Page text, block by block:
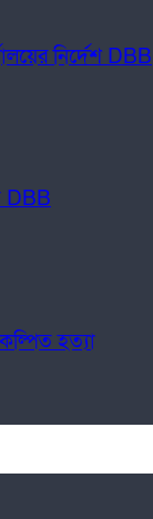
নির্দেশ DBB
DBB
হত্যা